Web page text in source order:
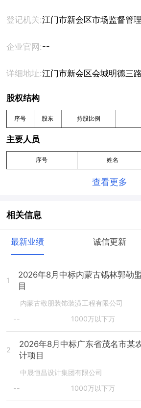
登记机关:江门市新会区市场监督管
企业官网:--
详细地址:江门市新会区会城明德三
股权结构
序号 股东 持股比例
主要人员
序号 姓名
查看更多
相关信息
最新业绩 诚信更新
1
2026年8月中标内蒙古锡林郭勒
目
内蒙古敬朋装饰装潢工程有限公司
--
1000万以下万
2
2026年8月中标广东省茂名市某
计项目
中晟恒昌设计集团有限公司
--
1000万以下万